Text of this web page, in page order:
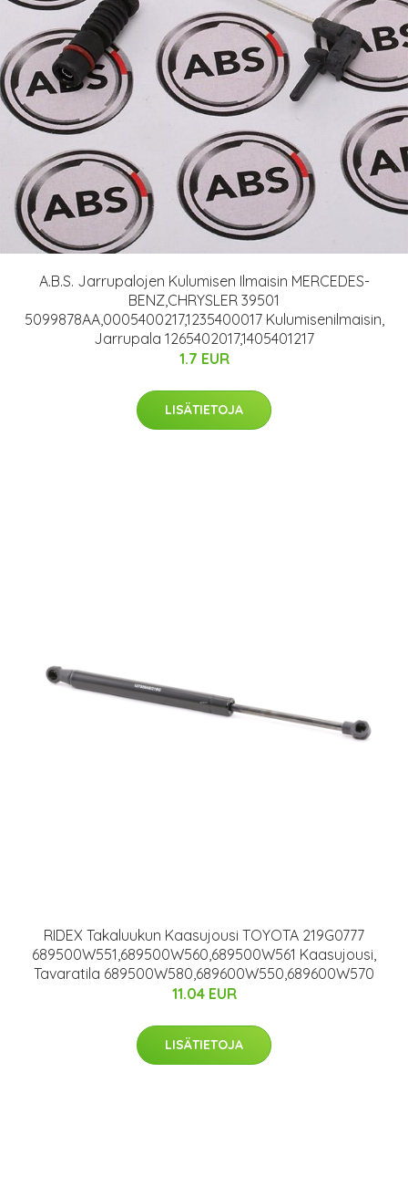
A.B.S. Jarrupalojen Kulumisen Ilmaisin MERCEDES-
BENZ,CHRYSLER 39501
5099878AA,0005400217,1235400017 Kulumisenilmaisin,
Jarrupala 1265402017,1405401217
1.7 EUR
LISÄTIETOJA
RIDEX Takaluukun Kaasujousi TOYOTA 219G0777
689500W551,689500W560,689500W561 Kaasujousi,
Tavaratila 689500W580,689600W550,689600W570
11.04 EUR
LISÄTIETOJA